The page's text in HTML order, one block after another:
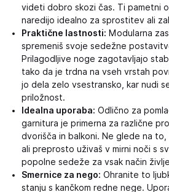
videti dobro skozi čas. Ti pametni
naredijo idealno za sprostitev ali
Praktične lastnosti: Modularna
spremeniš svoje sedežne
Prilagodljive noge zagotavljajo
tako da je trdna na vseh vrstah
jo dela zelo vsestransko, kar nudi
priložnost.
Idealna uporaba: Odlično za
garnitura je primerna za različne
dvorišča in balkoni. Ne glede na
ali preprosto uživaš v mirni noči s
popolne sedeže za vsak način
Smernice za nego: Ohranite to
stanju s kančkom redne nege.